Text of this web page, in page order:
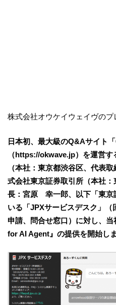
株式会社オウケイウェイヴのプ
日本初、最大級のQ&Aサイト「
（https://okwave.jp）を運営
（本社：東京都渋谷区、代表
式会社東京証券取引所（本社
長：宮原 幸一郎、以下「東京
いる「JPXサービスデスク」（
申請、問合せ窓口）に対し、
for AI Agent』の提供を開始しま